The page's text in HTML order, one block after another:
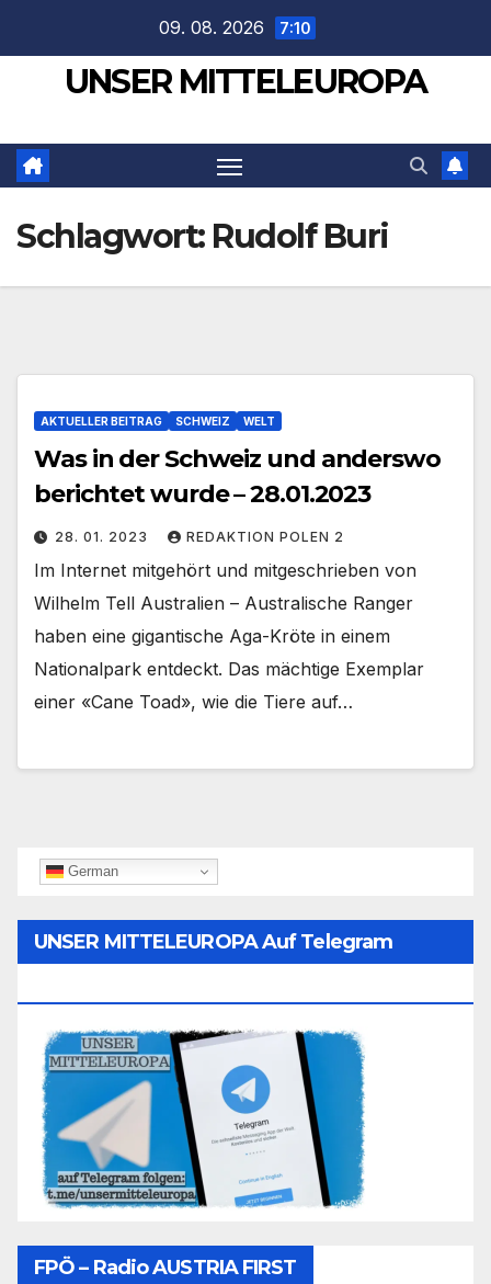
springen
09. 08. 2026 7:10
UNSER MITTELEUROPA
Schlagwort: Rudolf Buri
AKTUELLER BEITRAG SCHWEIZ WELT
Was in der Schweiz und anderswo
berichtet wurde – 28.01.2023
28. 01. 2023 REDAKTION POLEN 2
Im Internet mitgehört und mitgeschrieben von
Wilhelm Tell Australien – Australische Ranger
haben eine gigantische Aga-Kröte in einem
Nationalpark entdeckt. Das mächtige Exemplar
einer «Cane Toad», wie die Tiere auf…
German
UNSER MITTELEUROPA Auf Telegram
FPÖ – Radio AUSTRIA FIRST